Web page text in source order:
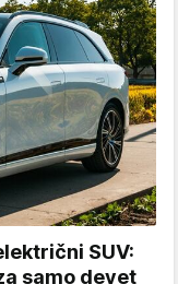
SUV:
samo devet